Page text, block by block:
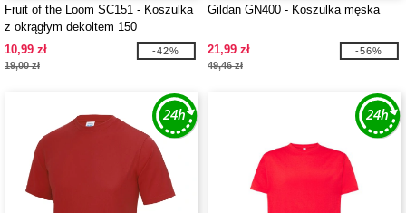
Fruit of the Loom SC151 - Koszulka
z okrągłym dekoltem 150
10,99 zł
19,00 zł
-42%
Gildan GN400 - Koszulka męska
21,99 zł
49,46 zł
-56%